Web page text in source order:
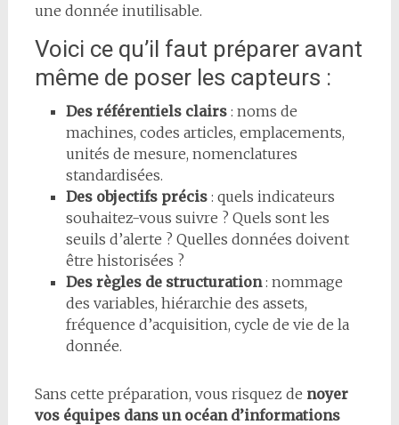
une donnée inutilisable.
Voici ce qu’il faut préparer avant
même de poser les capteurs :
Des référentiels clairs: noms de
machines, codes articles, emplacements,
unités de mesure, nomenclatures
standardisées.
Des objectifs précis: quels indicateurs
souhaitez-vous suivre ? Quels sont les
seuils d’alerte ? Quelles données doivent
être historisées ?
Des règles de structuration: nommage
des variables, hiérarchie des assets,
fréquence d’acquisition, cycle de vie de la
donnée.
Sans cette préparation, vous risquez de noyer
vos équipes dans un océan d’informations